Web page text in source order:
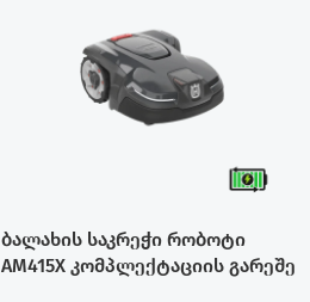
ბალახის საკრეჭი რობოტი
AM415X კომპლექტაციის გარეშე